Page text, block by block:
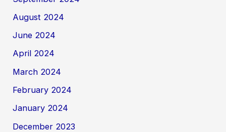
August 2024
June 2024
April 2024
March 2024
February 2024
January 2024
December 2023